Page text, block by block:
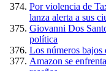
Por violencia de
lanza alerta a sus
Giovanni Dos
política
Los números bajos
Amazon se